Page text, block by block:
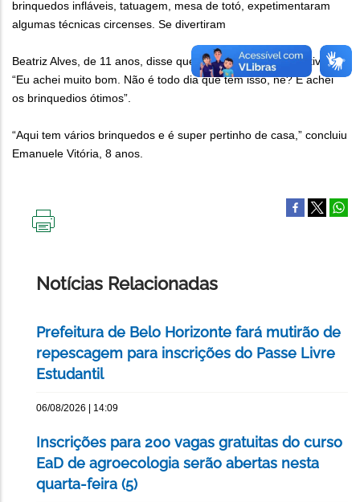
brinquedos infláveis, tatuagem, mesa de totó, expetimentaram
algumas técnicas circenses. Se divertiram
Beatriz Alves, de 11 anos, disse que gostou muito da iniciativa.
“Eu achei muito bom. Não é todo dia que tem isso, né? E achei
os brinquedios ótimos”.
“Aqui tem vários brinquedos e é super pertinho de casa,” concluiu
Emanuele Vitória, 8 anos.
Notícias Relacionadas
Prefeitura de Belo Horizonte fará mutirão de
repescagem para inscrições do Passe Livre
Estudantil
06/08/2026 | 14:09
Inscrições para 200 vagas gratuitas do curso
EaD de agroecologia serão abertas nesta
quarta-feira (5)